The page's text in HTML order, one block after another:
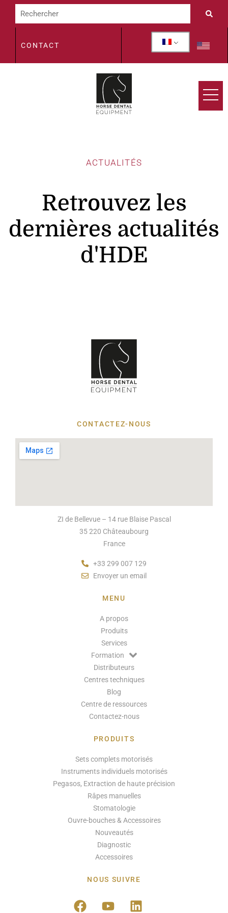
CONTACT
ACTUALITÉS
Retrouvez les
dernières actualités
d'HDE
CONTACTEZ-NOUS
ZI de Bellevue – 14 rue Blaise Pascal
35 220 Châteaubourg
France
+33 299 007 129
Envoyer un email
MENU
A propos
Produits
Services
Formation
Distributeurs
Centres techniques
Blog
Centre de ressources
Contactez-nous
PRODUITS
Sets complets motorisés
Instruments individuels motorisés
Pegasos, Extraction de haute précision
Râpes manuelles
Stomatologie
Ouvre-bouches & Accessoires
Nouveautés
Diagnostic
Accessoires
NOUS SUIVRE